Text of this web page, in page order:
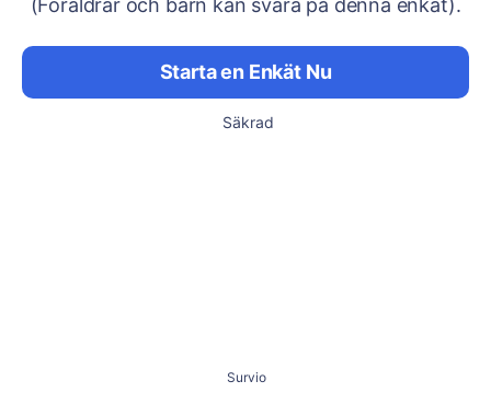
(Föräldrar och barn kan svara på denna enkät).
Starta en Enkät Nu
Säkrad
Survio